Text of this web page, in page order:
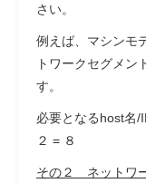
さい。
例えば、マシンモ
トワークセグメン
す。
必要となるhost名/
２ = ８
その２ ネットワ